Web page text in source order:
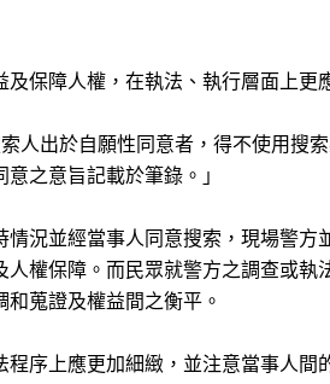
保障人權，在執法、執行層面上更
人出於自願性同意者，得不使用搜索
之意旨記載於筆錄。」
況並經當事人同意搜索，現場警
權保障。而民眾就警方之調查或
蒐證及權益間之衡平。
序上應更加細緻，並注意當事人間